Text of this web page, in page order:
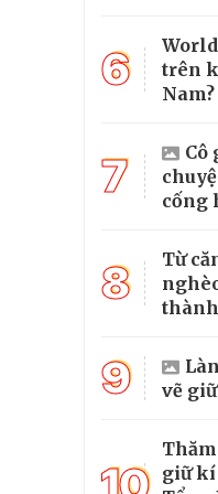
6
trên
Nam?
7
Cô
cống
8
Từ
9
vẽ
giữ kí